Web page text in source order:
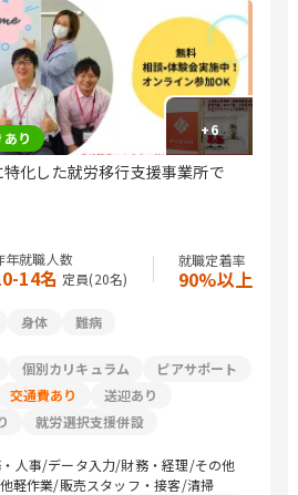
+6
り
化した就労移行支援事業所で
年就職人数
14名 定員(20名)
就職定着率
90%以上
身体
難病
個別カリキュラム
ピアサポート
交通費あり
送迎あり
就労選択支援併設
人事/データ入力/財務・経理/その他
軽作業/販売スタッフ・接客/清掃